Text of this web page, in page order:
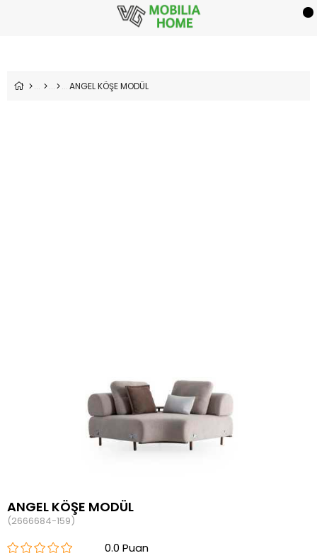
ANGEL KÖŞE MODÜL
ANGEL KÖŞE MODÜL
(2666684-159)
0.0